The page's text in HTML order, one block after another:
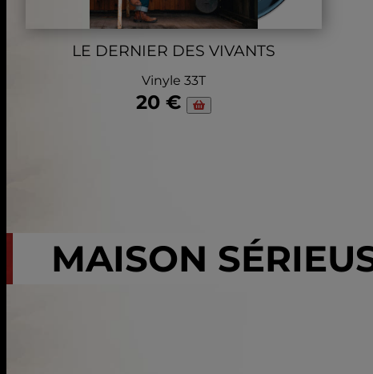
LE DERNIER DES VIVANTS
Vinyle 33T
20 €
MAISON